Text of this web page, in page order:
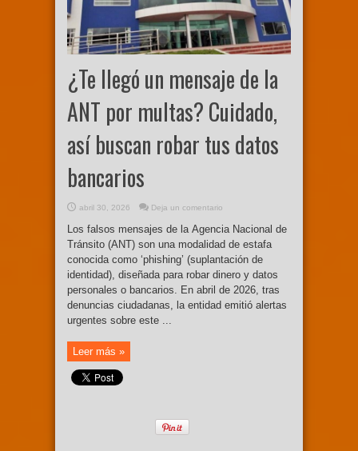
¿Te llegó un mensaje de la
ANT por multas? Cuidado,
así buscan robar tus datos
bancarios
abril 30, 2026 Deja un comentario
Los falsos mensajes de la Agencia Nacional de
Tránsito (ANT) son una modalidad de estafa
conocida como ‘phishing’ (suplantación de
identidad), diseñada para robar dinero y datos
personales o bancarios. En abril de 2026, tras
denuncias ciudadanas, la entidad emitió alertas
urgentes sobre este ...
Leer más »